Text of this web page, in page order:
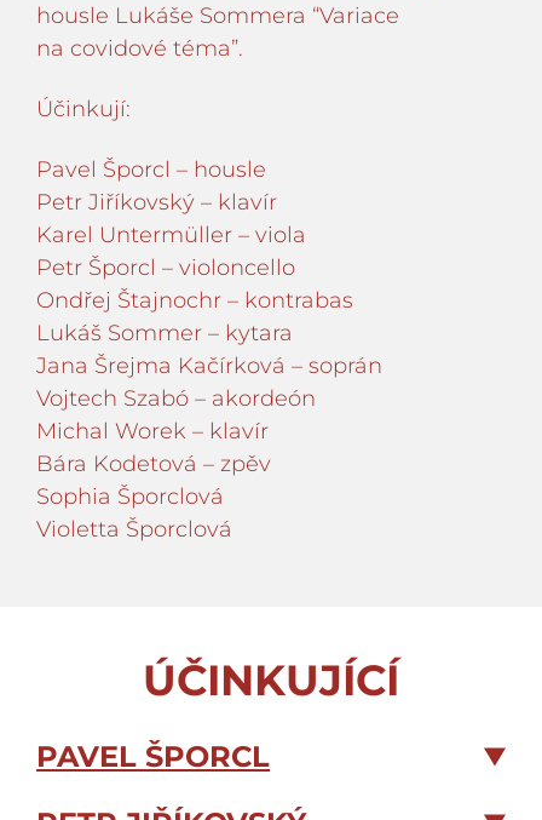
housle Lukáše Sommera “Variace
na covidové téma”.
Účinkují:
Pavel Šporcl – housle
Petr Jiříkovský – klavír
Karel Untermüller – viola
Petr Šporcl – violoncello
Ondřej Štajnochr – kontrabas
Lukáš Sommer – kytara
Jana Šrejma Kačírková – soprán
Vojtech Szabó – akordeón
Michal Worek – klavír
Bára Kodetová – zpěv
Sophia Šporclová
Violetta Šporclová
ÚČINKUJÍCÍ
PAVEL ŠPORCL